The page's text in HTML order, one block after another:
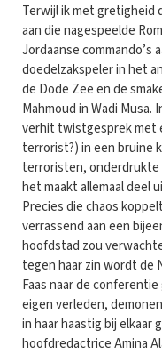
Terwijl ik met gretigheid
aan die nagespeelde
Jordaanse commando’s
doedelzakspeler in het
de Dode Zee en de
Mahmoud in Wadi Musa.
verhit twistgesprek met
terrorist?) in een bruine
terroristen, onderdrukte
het maakt allemaal deel
Precies die chaos
verrassend aan een
hoofdstad zou
tegen haar zin wordt de
Faas naar de
eigen verleden,
in haar haastig bij elkaar
hoofdredactrice Amina